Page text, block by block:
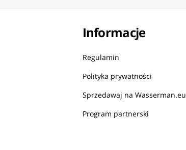
Informacje
Regulamin
Polityka prywatności
Sprzedawaj na Wasserman.eu
Program partnerski